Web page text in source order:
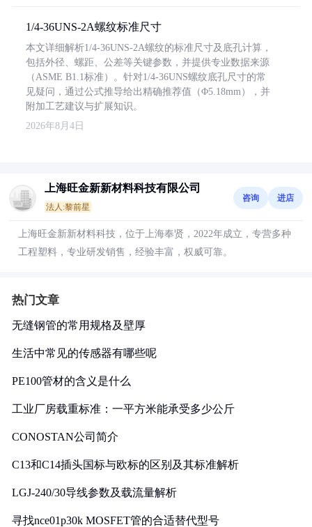
1/4-36UNS-2A螺纹标准尺寸
本文详细解析1/4-36UNS-2A螺纹的标准尺寸及底孔计算，
包括外径、螺距、公差等关键参数，并提供专业数据来源
（ASME B1.1标准）。针对1/4-36UNS螺纹底孔尺寸的常
见疑问，通过公式推导给出精确推荐值（Φ5.18mm），并
附加工艺建议与扩展知识。
2026年8月4日
上海旺金新新材料科技有限公司
法人:黎前星
咨询 进店
上海旺金新新材料科技，位于上海奉贤，2022年成立，专营多种
工程塑料，专业研发销售，经验丰富，权威可靠。
热门文章
无缝钢管的常用规格及壁厚
生活中常见的传感器有哪些呢
PE100管材的含义是什么
工业厂房载重标准：一平方米能承受多少公斤
CONOSTAN公司简介
C13和C14插头国标与欧标的区别及其标准解析
LGJ-240/30导线参数及载流量解析
寻找nce01p30k MOSFET管的合适替代型号